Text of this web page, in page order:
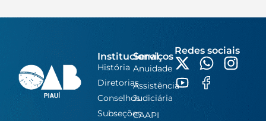
Institucional
História
Diretorias
Conselhos
Subseções
Serviços
Anuidade
Assistência
Judiciária
CAAPI
Redes sociais